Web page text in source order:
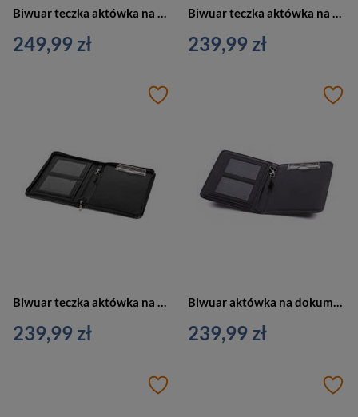
249,99 zł 239,99 zł
Biwuar teczka aktówka na dokumenty czarna Vip Collection AK-21B
239,99 zł
Biwuar aktówka na dokumenty teczka czarna Vip Collection AK-21A
239,99 zł